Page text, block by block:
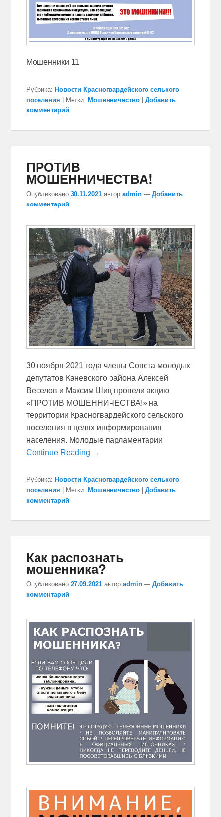
Мошенники 11
Рубрика: Новости Красногвардейского селького
поселения
Метки: Мошенничество |Добавить
комментарий
ПРОТИВ
МОШЕННИЧЕСТВА!
Опубликовано30.11.2021 авторadmin —Добавить
комментарий
30 ноября 2021 года члены Совета молодых
депутатов Каневского района Алексей
Веселов и Максим Шиц провели акцию
«ПРОТИВ МОШЕННИЧЕСТВА!» на
территории Красногвардейского сельского
поселения в целях информирования
населения. Молодые парламентарии
Continue Reading →
Рубрика: Новости Красногвардейского селького
поселения
Метки: Мошенничество |Добавить
комментарий
Как распознать
мошенника?
Опубликовано27.09.2021 авторadmin —Добавить
комментарий